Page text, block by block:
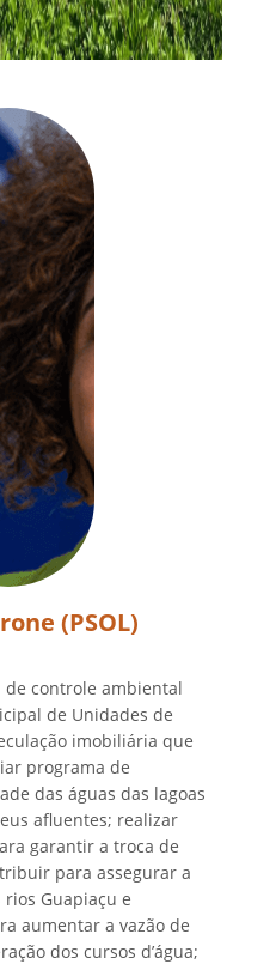
(PSOL)
de controle ambiental
de Unidades de
imobiliária que
programa de
das águas das lagoas
afluentes; realizar
garantir a troca de
para assegurar a
Guapiaçu e
aumentar a vazão de
dos cursos d’água;